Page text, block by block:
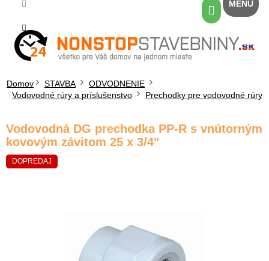
obsah
Nákupný
košík
Domov STAVBA
ODVODNENIE
Vodovodné rúry a príslušenstvo
Prechodky pre vodovodné rúry
Vodovodná DG prechodka PP-R s vnútorným
kovovým závitom 25 x 3/4"
DOPREDAJ